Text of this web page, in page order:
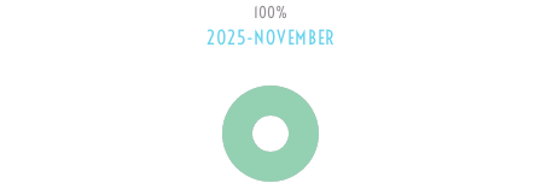
100%
2025-NOVEMBER